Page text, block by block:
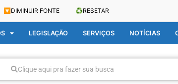
🔽 DIMINUIR FONTE ♻️RESETAR
LEGISLAÇÃO SERVIÇOS NOTÍCIAS
Clique aqui pra fazer sua busca